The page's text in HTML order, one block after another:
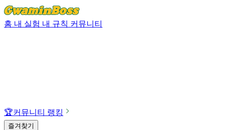
홈 내 실험 내 규칙 커뮤니티
🏆커뮤니티 랭킹
즐겨찾기